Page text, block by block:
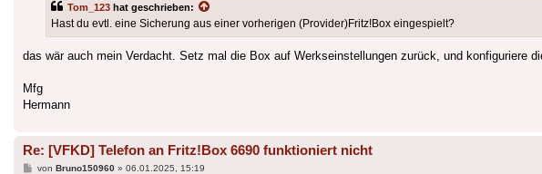
Tom_123 hat geschrieben:
Hast du evtl. eine Sicherung aus einer vorherigen (Provider)Fritz!Box eingespielt?
das wär auch mein Verdacht. Setz mal die Box auf Werkseinstellungen zurück, und konfiguriere
Mfg
Hermann
Re: [VFKD] Telefon an Fritz!Box 6690 funktioniert nicht
Beitrag
von Bruno150960» 06.01.2025, 15:19